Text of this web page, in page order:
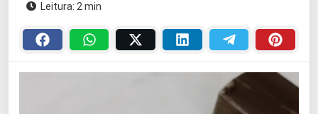
Leitura: 2 min